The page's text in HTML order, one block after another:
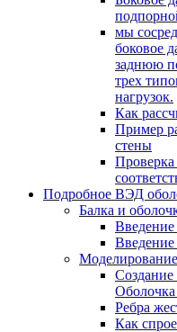
мы
боковое
заднюю
трех
нагрузок.
Как
Пример
стены
Подробное ВЭД
Балка и
Ребра
Как